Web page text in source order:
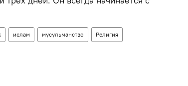
ислам мусульманство Религия